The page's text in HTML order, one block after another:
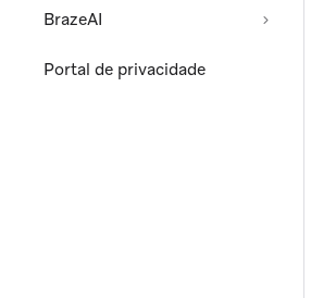
BrazeAI
Portal de privacidade